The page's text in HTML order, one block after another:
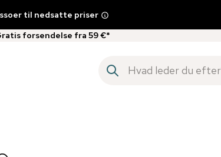
til nedsatte priser
forsendelse fra 59 €*